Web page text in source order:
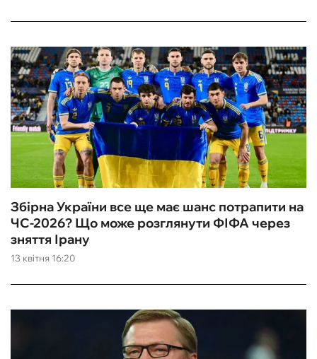
13 квітня 16:20
Збірна України все ще має шанс потрапити на
ЧС-2026? Що може розглянути ФІФА через
зняття Ірану